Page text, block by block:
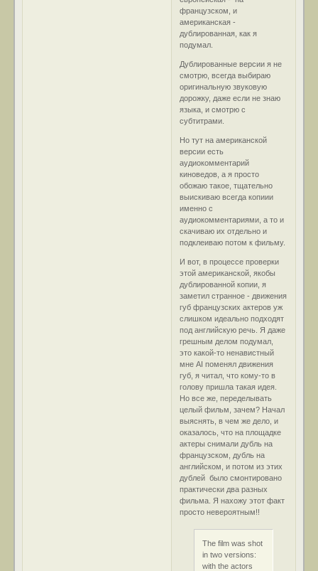
французском, и
американская -
дублированная, как я
подумал.
Дублированные версии я не
смотрю, всегда выбираю
оригинальную звуковую
дорожку, даже если не знаю
языка, и смотрю с
субтитрами.
Но тут на американской
версии есть
аудиокомментарий
киноведов, а я просто
обожаю такое, тщательно
выискиваю всегда копиии
именно с
аудиокомментариями, а то и
скачиваю их отдельно и
подклеиваю потом к фильму.
И вот, в процессе проверки
этой американской, якобы
дублированной копии, я
заметил странное - движения
губ французских актеров уж
слишком идеально подходят
под английскую речь. Я даже
грешным делом подумал,
это какой-то ненавистный
мне AI поменял движения
губ, я читал, что кому-то в
голову пришла такая идея.
Но все же, переделывать
целый фильм, зачем? Начал
выяснять, в чем же дело, и
оказалось, что на площадке
актеры снимали дубль на
французском, дубль на
английском, и потом из этих
дублей было смонтировано
практически два разных
фильма. Я нахожу этот факт
просто невероятным!!
The film was shot
in two versions:
with the actors